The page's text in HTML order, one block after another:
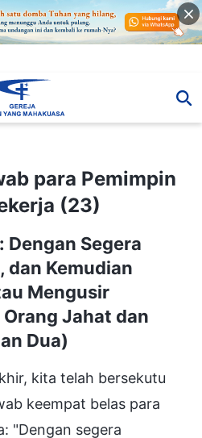
dan Pekerja (23)
para Pemimpin
(23)
Dengan Segera
Kemudian
Mengusir
Jahat dan
Dua)
kita telah bersekutu
keempat belas para
"Dengan segera